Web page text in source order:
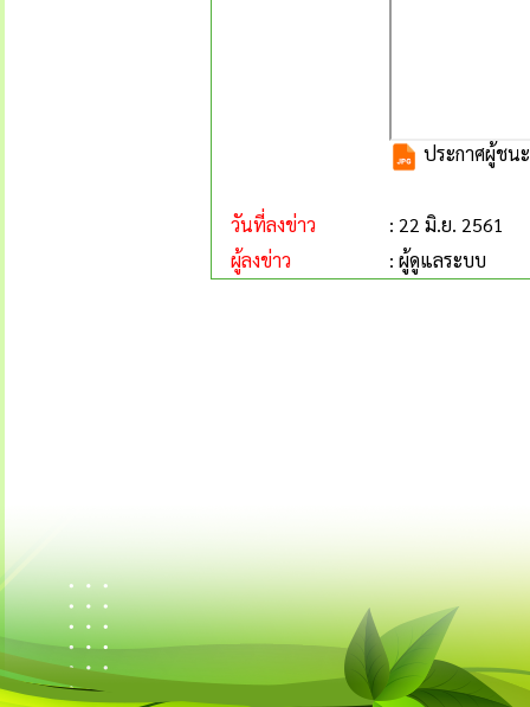
ประกาศผู้ชน
วันที่ลงข่าว
: 22 มิ.ย. 2561
ผู้ลงข่าว
: ผู้ดูแลระบบ